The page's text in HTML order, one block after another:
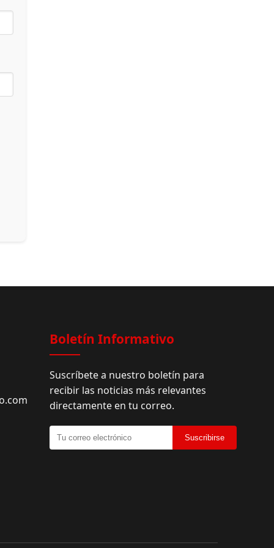
Boletín Informativo
Suscríbete a nuestro boletín para
recibir las noticias más relevantes
directamente en tu correo.
Suscribirse